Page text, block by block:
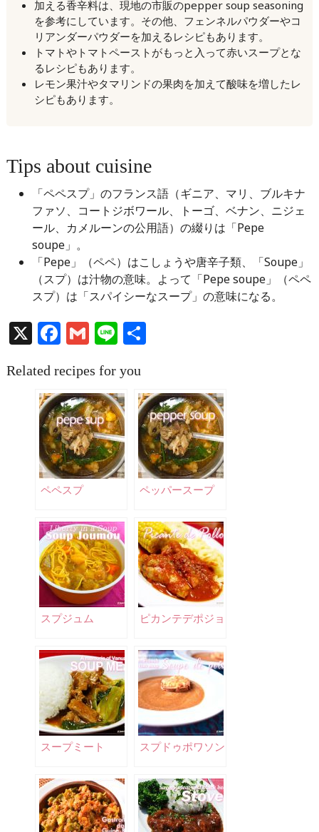
加える香辛料は、現地の市販のpepper soup seasoning
を参考にしています。その他、フェンネルパウダーやコ
リアンダーパウダーを加えるレシピもあります。
トマトやトマトペーストがもっと入って赤いスープとな
るレシピもあります。
レモン果汁やタマリンドの果肉を加えて酸味を増したレ
シピもあります。
Tips about cuisine
「ペペスプ」のフランス語（ギニア、マリ、ブルキナ
ファソ、コートジボワール、トーゴ、ベナン、ニジェ
ール、カメルーンの公用語）の綴りは「Pepe
soupe」。
「Pepe」（ペペ）はこしょうや唐辛子類、「Soupe」
（スプ）は汁物の意味。よって「Pepe soupe」（ペペ
スプ）は「スパイシーなスープ」の意味になる。
X Facebook
Gmail
Line共
Related recipes for you
ペペスプ ペッパースープ
スプジュム ピカンテデポジョ
スープミート スプドゥポワソン